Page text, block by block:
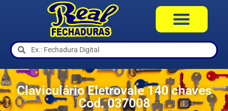
Claviculário Eletrovale 140 chaves
Cod. 037008